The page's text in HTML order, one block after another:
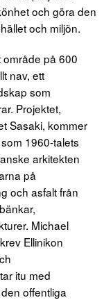
och göra den
och miljön.
område på 600
nav, ett
som
Projektet,
Sasaki, kommer
1960-talets
arkitekten
på
och asfalt från
Michael
Ellinikon
itu med
offentliga